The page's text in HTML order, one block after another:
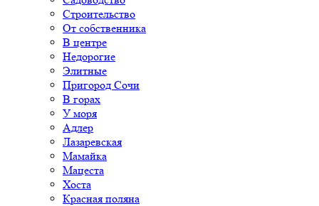
Строительство
От собственника
В центре
Недорогие
Элитные
Пригород Сочи
В горах
У моря
Адлер
Лазаревская
Мамайка
Мацеста
Хоста
Красная поляна